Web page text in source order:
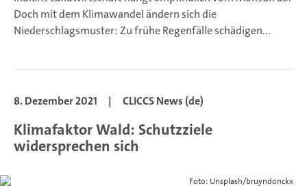
Doch mit dem Klimawandel ändern sich die
Niederschlagsmuster: Zu frühe Regenfälle schädigen...
8. Dezember 2021 | CLICCS News (de)
Klimafaktor Wald: Schutzziele
widersprechen sich
Foto: Unsplash/bruyndonckx